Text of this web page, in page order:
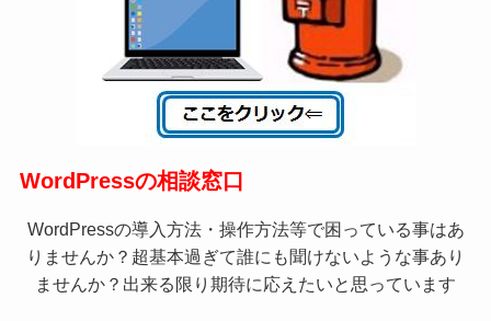
WordPressの相談窓口
WordPressの導入方法・操作方法等で困っている事はあ
りませんか？超基本過ぎて誰にも聞けないような事あり
ませんか？出来る限り期待に応えたいと思っています